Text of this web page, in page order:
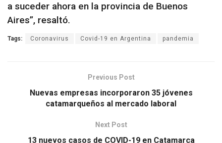
a suceder ahora en la provincia de Buenos
Aires”, resaltó.
Tags: Coronavirus Covid-19 en Argentina pandemia
Previous Post
Nuevas empresas incorporaron 35 jóvenes
catamarqueños al mercado laboral
Next Post
13 nuevos casos de COVID-19 en Catamarca